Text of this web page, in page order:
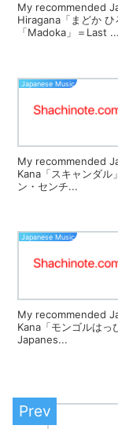
My recommended
Hiragana「まどか
「Madoka」＝Last ...
Japanese Music
My recommended
Kana「スキャンダル
ン・センチ...
Japanese Music
My recommended
Kana「モンゴルはっ
Japanes...